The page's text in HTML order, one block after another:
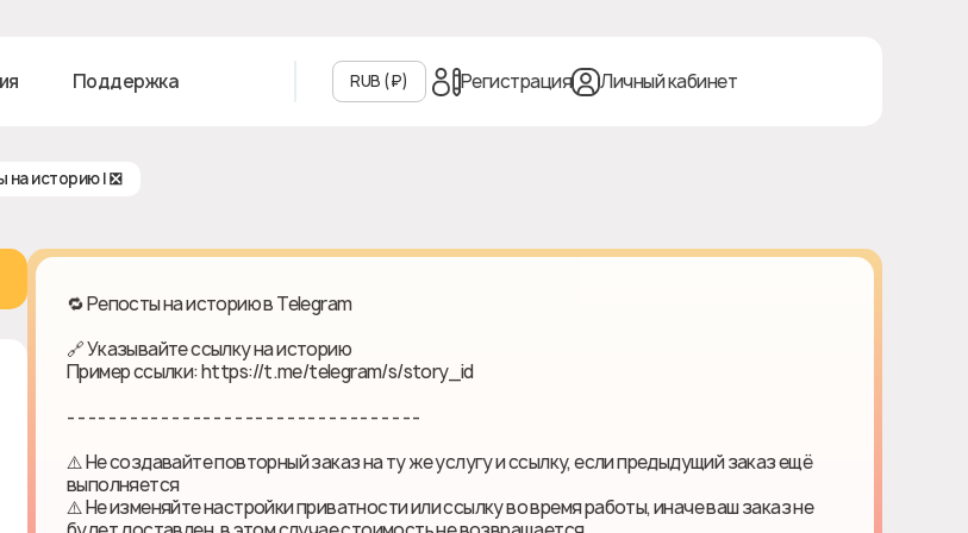
Поддержка RUB (₽‎) Регистрация Личный кабинет
на историю | ❎
🔁 Репосты на историю в Telegram
🔗 Указывайте ссылку на историю
Пример ссылки: https://t.me/telegram/s/story_id
- - - - - - - - - - - - - - - - - - - - - - - - - - - - - - - - - -
⚠️ Не создавайте повторный заказ на ту же услугу и ссылку, если предыдущий заказ ещё
выполняется
⚠️ Не изменяйте настройки приватности или ссылку во время работы, иначе ваш заказ не